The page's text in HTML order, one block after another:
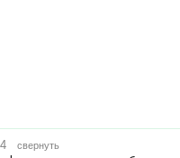
свернуть